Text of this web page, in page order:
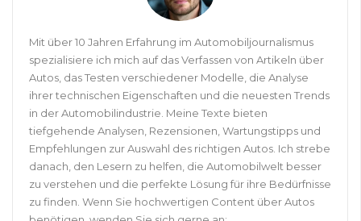
Mit über 10 Jahren Erfahrung im Automobiljournalismus
spezialisiere ich mich auf das Verfassen von Artikeln über
Autos, das Testen verschiedener Modelle, die Analyse
ihrer technischen Eigenschaften und die neuesten Trends
in der Automobilindustrie. Meine Texte bieten
tiefgehende Analysen, Rezensionen, Wartungstipps und
Empfehlungen zur Auswahl des richtigen Autos. Ich strebe
danach, den Lesern zu helfen, die Automobilwelt besser
zu verstehen und die perfekte Lösung für ihre Bedürfnisse
zu finden. Wenn Sie hochwertigen Content über Autos